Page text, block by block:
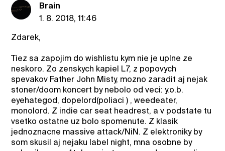
Brain
1. 8. 2018, 11:46
Zdarek,
Tiez sa zapojim do wishlistu kym nie je uplne ze
neskoro. Zo zenskych kapiel L7, z popovych
spevakov Father John Misty, mozno zaradit aj nejak
stoner/doom koncert by nebolo od veci: y.o.b.
eyehategod, dopelord(poliaci ) , weedeater,
monolord. Z indie car seat headrest, a v podstate tu
vsetko ostatne uz bolo spomenute. Z klasik
jednoznacne massive attack/NiN. Z elektroniky by
som skusil aj nejaku label night, mna osobne by